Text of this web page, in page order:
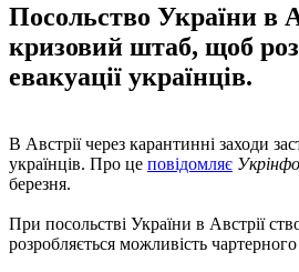
Посольство України в
кризовий штаб, щоб
евакуації українців.
В Австрії через карантинні заходи
українців. Про це повідомляє
березня.
При посольстві України в Австрії
розробляється можливість чартерного